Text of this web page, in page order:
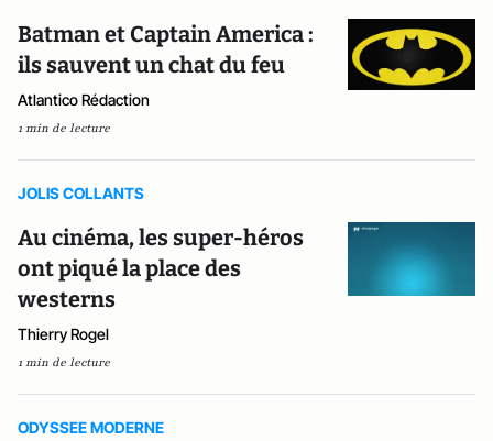
Batman et Captain America :
ils sauvent un chat du feu
Atlantico Rédaction
1 min de lecture
JOLIS COLLANTS
Au cinéma, les super-héros
ont piqué la place des
westerns
Thierry Rogel
1 min de lecture
ODYSSEE MODERNE